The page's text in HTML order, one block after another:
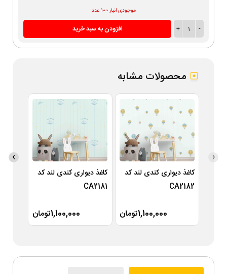
موجودی انبار 100 عدد
-
1
+ افزودن به سبد خرید
محصولات مشابه
کاغذ دیواری کندی لند کد
CA2182
1,100,000تومان
کاغذ دیواری کندی لند کد
CA2181
1,100,000تومان
‹
›